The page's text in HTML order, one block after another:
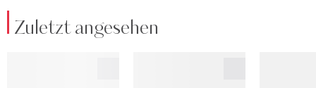
Zuletzt angesehen